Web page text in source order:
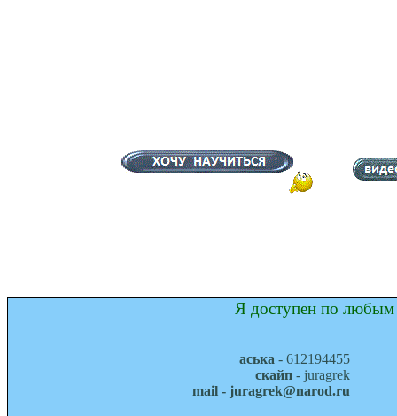
Я доступен по любым
аська - 612194455
скайп - juragrek
mail - juragrek@narod.ru